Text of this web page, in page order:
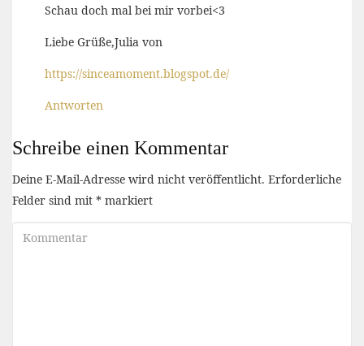
Schau doch mal bei mir vorbei<3
Liebe Grüße,Julia von
https://sinceamoment.blogspot.de/
Antworten
Schreibe einen Kommentar
Deine E-Mail-Adresse wird nicht veröffentlicht. Erforderliche
Felder sind mit * markiert
Kommentar